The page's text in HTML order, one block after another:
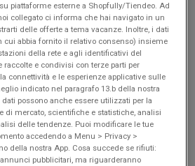
NUOVO
Coop
piattaforme esterne a Shopfully/Tiendeo. Ad
collegato ci informa che hai navigato in un
delle offerte a tema vacanze. Inoltre, i dati
cui abbia fornito il relativo consenso) insieme
della rete e agli identificativi del
raccolte e condivisi con terze parti per
connettività e le esperienze applicative sulle
indicato nel paragrafo 13.b della nostra
dati possono anche essere utilizzati per la
di mercato, scientifiche e statistiche, analisi
delle tendenze. Puoi modificare le tue
accedendo a Menu > Privacy >
della nostra App. Cosa succede se rifiuti:
pubblicitari, ma riguarderanno